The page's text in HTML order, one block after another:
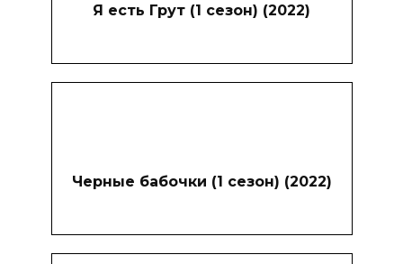
Я есть Грут (1 сезон) (2022)
Черные бабочки (1 сезон) (2022)